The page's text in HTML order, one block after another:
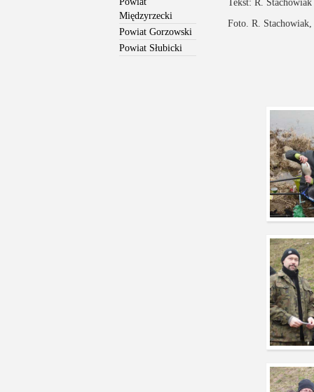
Międzyrzecki
Powiat Gorzowski
Powiat Słubicki
Tekst: R. Stachowiak
Foto. R.